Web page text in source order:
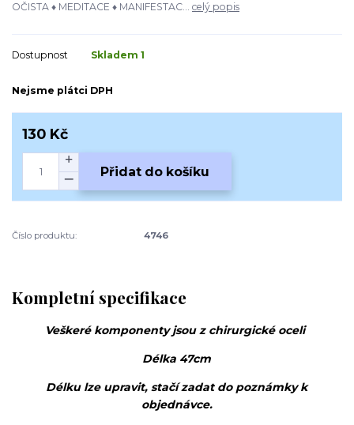
OČISTA ♦ MEDITACE ♦ MANIFESTAC... celý popis
Dostupnost Skladem 1
Nejsme plátci DPH
130 Kč
Přidat do košíku
Číslo produktu: 4746
Kompletní specifikace
Veškeré komponenty jsou z chirurgické oceli
Délka 47cm
Délku lze upravit, stačí zadat do poznámky k
objednávce.